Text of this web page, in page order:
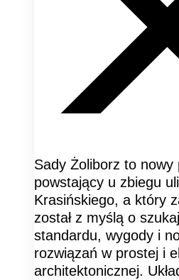
Sady Żoliborz to nowy
powstający u zbiegu
Krasińskiego, a który
został z myślą o
standardu, wygody i
rozwiązań w prostej i
architektonicznej.